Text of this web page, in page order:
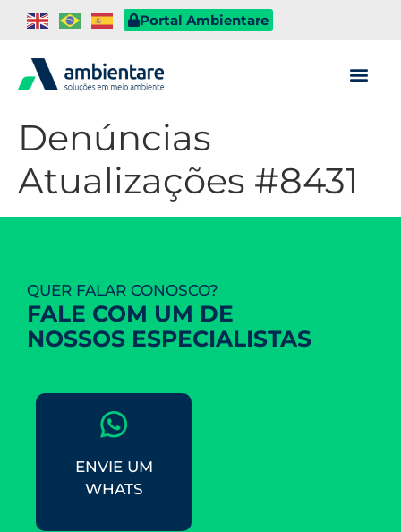
Portal Ambientare
Denúncias
Atualizações #8431
QUER FALAR CONOSCO?
FALE COM UM DE
NOSSOS ESPECIALISTAS
ENVIE UM
WHATS